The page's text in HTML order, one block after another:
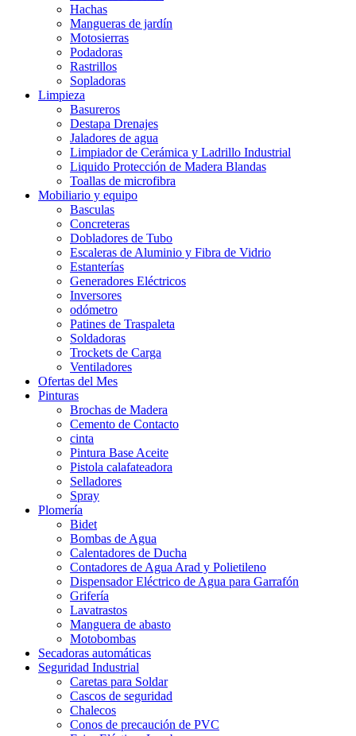
Hachas
Mangueras de jardín
Motosierras
Podadoras
Rastrillos
Sopladoras
Limpieza
Basureros
Destapa Drenajes
Jaladores de agua
Limpiador de Cerámica y Ladrillo Industrial
Liquido Protección de Madera Blandas
Toallas de microfibra
Mobiliario y equipo
Basculas
Concreteras
Dobladores de Tubo
Escaleras de Aluminio y Fibra de Vidrio
Estanterías
Generadores Eléctricos
Inversores
odómetro
Patines de Traspaleta
Soldadoras
Trockets de Carga
Ventiladores
Ofertas del Mes
Pinturas
Brochas de Madera
Cemento de Contacto
cinta
Pintura Base Aceite
Pistola calafateadora
Selladores
Spray
Plomería
Bidet
Bombas de Agua
Calentadores de Ducha
Contadores de Agua Arad y Polietileno
Dispensador Eléctrico de Agua para Garrafón
Grifería
Lavatrastos
Manguera de abasto
Motobombas
Secadoras automáticas
Seguridad Industrial
Caretas para Soldar
Cascos de seguridad
Chalecos
Conos de precaución de PVC